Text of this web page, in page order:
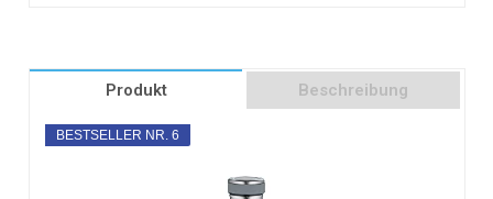
Produkt Beschreibung
BESTSELLER NR. 6